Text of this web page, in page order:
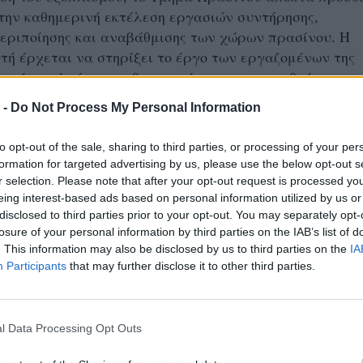
- Do Not Process My Personal Information
opt-out of the sale, sharing to third parties, or processing of your
for targeted advertising by us, please use the below opt-out
selection. Please note that after your opt-out request is processed
interest-based ads based on personal information utilized by us
to third parties prior to your opt-out. You may separately
of your personal information by third parties on the IAB’s list of
This information may also be disclosed by us to third parties on the
Participants that may further disclose it to other third parties.
Data Processing Opt Outs
καθημερινή εκτέλεση εργασιών συντήρησης,
και αναβάθμισης των χώρων πρασίνου. Η
έρχεται να στηρίξει το έργο των εργαζομένων της
καλούνται καθημερινά να ανταποκριθούν σε
σε όλες τις Δημοτικές Ενότητες.
Πόλεως Νάουσας κ. Νίκος Κουτσογιάννης τόνισε
Αρχή συνεχίζει με συνέπεια την προσπάθεια
του Δήμου με τον απαραίτητο εξοπλισμό, δίνοντας
στο περιβάλλον και στη βελτίωση της
των πολιτών.
Καθαριότητας, Περιβάλλοντος &
εξοπλισμού αποτελεί βασική προϋπόθεση για την
λειτουργία των υπηρεσιών και την καλύτερη